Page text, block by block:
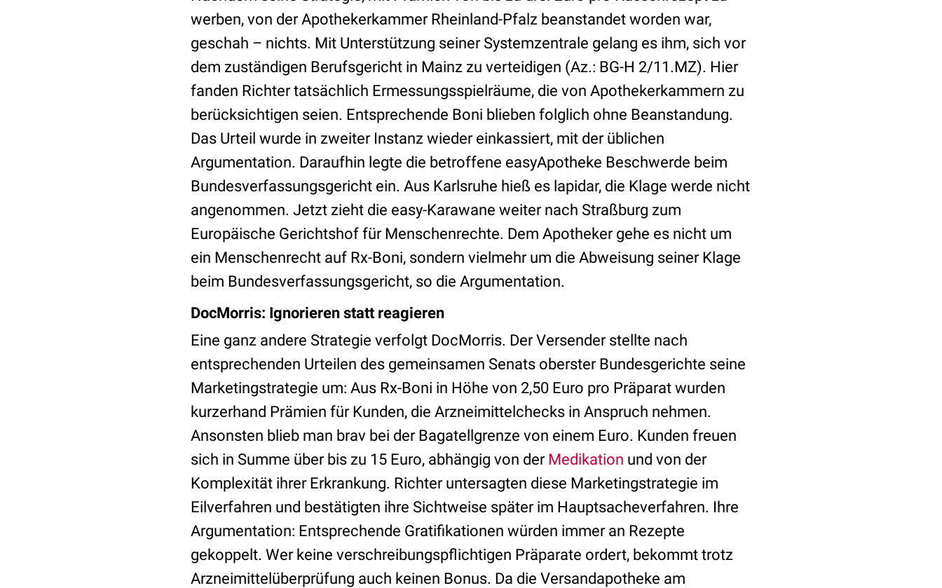
werben, von der Apothekerkammer Rheinland-Pfalz beanstandet worden war,
geschah – nichts. Mit Unterstützung seiner Systemzentrale gelang es ihm, sich vor
dem zuständigen Berufsgericht in Mainz zu verteidigen (Az.: BG-H 2/11.MZ). Hier
fanden Richter tatsächlich Ermessungsspielräume, die von Apothekerkammern zu
berücksichtigen seien. Entsprechende Boni blieben folglich ohne Beanstandung.
Das Urteil wurde in zweiter Instanz wieder einkassiert, mit der üblichen
Argumentation. Daraufhin legte die betroffene easyApotheke Beschwerde beim
Bundesverfassungsgericht ein. Aus Karlsruhe hieß es lapidar, die Klage werde nicht
angenommen. Jetzt zieht die easy-Karawane weiter nach Straßburg zum
Europäische Gerichtshof für Menschenrechte. Dem Apotheker gehe es nicht um
ein Menschenrecht auf Rx-Boni, sondern vielmehr um die Abweisung seiner Klage
beim Bundesverfassungsgericht, so die Argumentation.
DocMorris: Ignorieren statt reagieren
Eine ganz andere Strategie verfolgt DocMorris. Der Versender stellte nach
entsprechenden Urteilen des gemeinsamen Senats oberster Bundesgerichte seine
Marketingstrategie um: Aus Rx-Boni in Höhe von 2,50 Euro pro Präparat wurden
kurzerhand Prämien für Kunden, die Arzneimittelchecks in Anspruch nehmen.
Ansonsten blieb man brav bei der Bagatellgrenze von einem Euro. Kunden freuen
sich in Summe über bis zu 15 Euro, abhängig von der Medikation und von der
Komplexität ihrer Erkrankung. Richter untersagten diese Marketingstrategie im
Eilverfahren und bestätigten ihre Sichtweise später im Hauptsacheverfahren. Ihre
Argumentation: Entsprechende Gratifikationen würden immer an Rezepte
gekoppelt. Wer keine verschreibungspflichtigen Präparate ordert, bekommt trotz
Arzneimittelüberprüfung auch keinen Bonus. Da die Versandapotheke am